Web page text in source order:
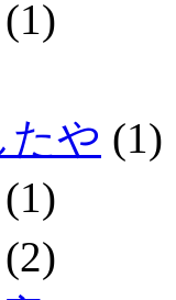
(1)
たや (1)
(1)
(2)